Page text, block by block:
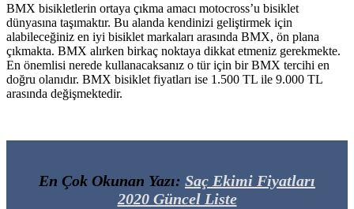
BMX bisikletlerin ortaya çıkma amacı motocross’u bisiklet
dünyasına taşımaktır. Bu alanda kendinizi geliştirmek için
alabileceğiniz en iyi bisiklet markaları arasında BMX, ön plana
çıkmakta. BMX alırken birkaç noktaya dikkat etmeniz gerekmekte.
En önemlisi nerede kullanacaksanız o tür için bir BMX tercihi en
doğru olanıdır. BMX bisiklet fiyatları ise 1.500 TL ile 9.000 TL
arasında değişmektedir.
En Çok Okunan Yazı: Saç Ekimi Fiyatları
2020 Güncel Liste